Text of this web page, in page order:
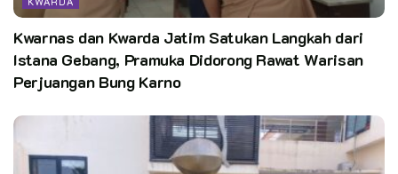
Kwarnas dan Kwarda Jatim Satukan Langkah dari
Istana Gebang, Pramuka Didorong Rawat Warisan
Perjuangan Bung Karno